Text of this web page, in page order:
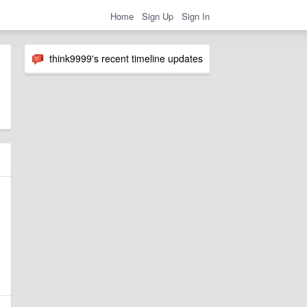
Home Sign Up Sign In
think9999's recent timeline updates